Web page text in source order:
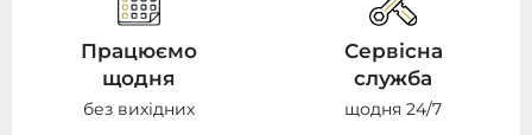
Працюємо
щодня
без вихідних
Сервісна
служба
щодня 24/7